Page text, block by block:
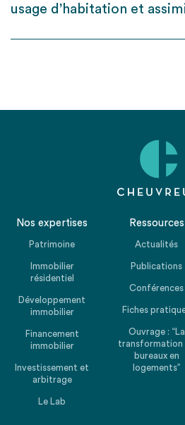
usage d’habitation et
Nos expertises
Patrimoine
Immobilier
résidentiel
Développement
immobilier
Financement
immobilier
Investissement et
arbitrage
Le Lab
Ressources
Actualités
Publications
Conférences
Fiches
Ouvrage : “La
transformation
bureaux en
logements”